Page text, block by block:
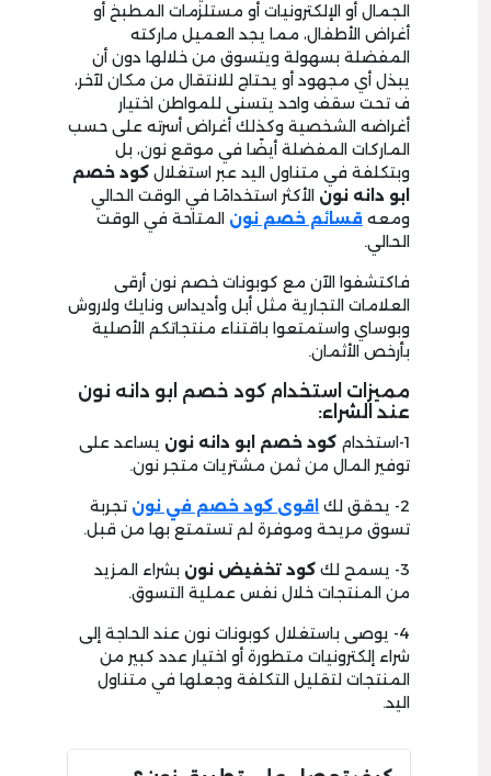
الجمال أو الإلكترونيات أو مستلزمات المطبخ أو
أغراض الأطفال، مما يجد العميل ماركته
المفضلة بسهولة ويتسوق من خلالها دون أن
يبذل أي مجهود أو يحتاج للانتقال من مكان لآخر،
ف تحت سقف واحد يتسنى للمواطن اختيار
أغراضه الشخصية وكذلك أغراض أسرته على حسب
الماركات المفضلة أيضًا في موقع نون، بل
وبتكلفة في متناول اليد عبر استغلال كود خصم
ابو دانه نون الأكثر استخدامًا في الوقت الحالي
ومعه قسائم خصم نون المتاحة في الوقت
الحالي.
فاكتشفوا الآن مع كوبونات خصم نون أرقى
العلامات التجارية مثل أبل وأديداس ونايك ولاروش
وبوساي واستمتعوا باقتناء منتجاتكم الأصلية
بأرخص الأثمان.
مميزات استخدام كود خصم ابو دانه نون
عند الشراء:
1-استخدام كود خصم ابو دانه نون يساعد على
توفير المال من ثمن مشتريات متجر نون.
2- يحقق لك اقوى كود خصم في نون تجربة
تسوق مريحة وموفرة لم تستمتع بها من قبل.
3- يسمح لك كود تخفيض نون بشراء المزيد
من المنتجات خلال نفس عملية التسوق.
4- يوصى باستغلال كوبونات نون عند الحاجة إلى
شراء إلكترونيات متطورة أو اختيار عدد كبير من
المنتجات لتقليل التكلفة وجعلها في متناول
اليد.